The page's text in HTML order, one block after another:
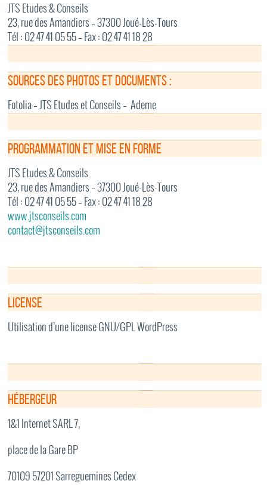
JTS Etudes & Conseils
23, rue des Amandiers – 37300 Joué-Lès-Tours
Tél : 02 47 41 05 55 – Fax : 02 47 41 18 28
Sources des photos et documents :
Fotolia – JTS Etudes et Conseils – Ademe
Programmation et mise en forme
JTS Etudes & Conseils
23, rue des Amandiers – 37300 Joué-Lès-Tours
Tél : 02 47 41 05 55 – Fax : 02 47 41 18 28
www.jtsconseils.com
contact@jtsconseils.com
License
Utilisation d’une license GNU/GPL WordPress
Hébergeur
1&1 Internet SARL 7,
place de la Gare BP
70109 57201 Sarreguemines Cedex